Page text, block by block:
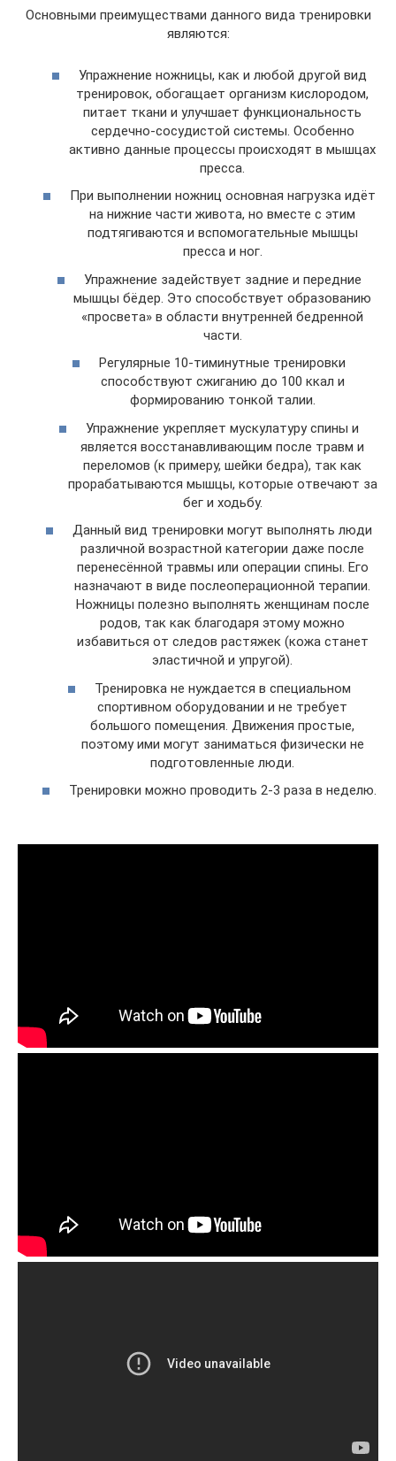
Основными преимуществами данного вида тренировки
являются:
Упражнение ножницы, как и любой другой вид
тренировок, обогащает организм кислородом,
питает ткани и улучшает функциональность
сердечно-сосудистой системы. Особенно
активно данные процессы происходят в мышцах
пресса.
При выполнении ножниц основная нагрузка идёт
на нижние части живота, но вместе с этим
подтягиваются и вспомогательные мышцы
пресса и ног.
Упражнение задействует задние и передние
мышцы бёдер. Это способствует образованию
«просвета» в области внутренней бедренной
части.
Регулярные 10-тиминутные тренировки
способствуют сжиганию до 100 ккал и
формированию тонкой талии.
Упражнение укрепляет мускулатуру спины и
является восстанавливающим после травм и
переломов (к примеру, шейки бедра), так как
прорабатываются мышцы, которые отвечают за
бег и ходьбу.
Данный вид тренировки могут выполнять люди
различной возрастной категории даже после
перенесённой травмы или операции спины. Его
назначают в виде послеоперационной терапии.
Ножницы полезно выполнять женщинам после
родов, так как благодаря этому можно
избавиться от следов растяжек (кожа станет
эластичной и упругой).
Тренировка не нуждается в специальном
спортивном оборудовании и не требует
большого помещения. Движения простые,
поэтому ими могут заниматься физически не
подготовленные люди.
Тренировки можно проводить 2-3 раза в неделю.